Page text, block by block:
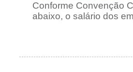
Conforme Convenção
abaixo, o salário dos